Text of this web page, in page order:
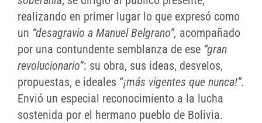
realizando en primer lugar lo que expresó como
un “desagravio a Manuel Belgrano”, acompañado
por una contundente semblanza de ese “gran
revolucionario”: su obra, sus ideas, desvelos,
propuestas, e ideales “¡más vigentes que nunca!”.
Envió un especial reconocimiento a la lucha
sostenida por el hermano pueblo de Bolivia.